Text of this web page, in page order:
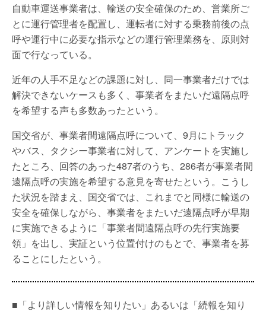
自動車運送事業者は、輸送の安全確保のため、営業所ご
とに運行管理者を配置し、運転者に対する乗務前後の点
呼や運行中に必要な指示などの運行管理業務を、原則対
面で行なっている。
近年の人手不足などの課題に対し、同一事業者だけでは
解決できないケースも多く、事業者をまたいだ遠隔点呼
を希望する声も多数あったという。
国交省が、事業者間遠隔点呼について、9月にトラック
やバス、タクシー事業者に対して、アンケートを実施し
たところ、回答のあった487者のうち、286者が事業者間
遠隔点呼の実施を希望する意見を寄せたという。こうし
た状況を踏まえ、国交省では、これまでと同様に輸送の
安全を確保しながら、事業者をまたいだ遠隔点呼が早期
に実施できるように「事業者間遠隔点呼の先行実施要
領」を出し、実証という位置付けのもとで、事業者を募
ることにしたという。
■「より詳しい情報を知りたい」あるいは「続報を知り